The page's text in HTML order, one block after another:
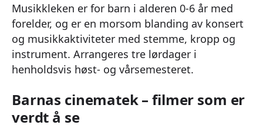
Musikkleken er for barn i alderen 0-6 år med
forelder, og er en morsom blanding av konsert
og musikkaktiviteter med stemme, kropp og
instrument. Arrangeres tre lørdager i
henholdsvis høst- og vårsemesteret.
Barnas cinematek – filmer som er
verdt å se